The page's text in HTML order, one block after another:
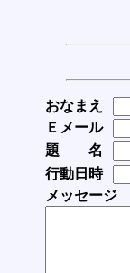
おなまえ
Ｅメール
題 名
行動日時
メッセージ